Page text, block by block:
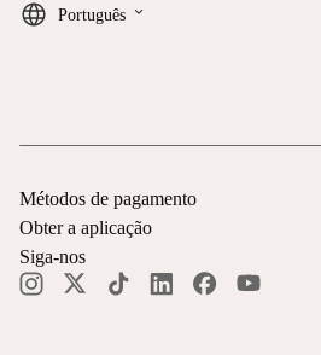
Português keyboard_arrow_down
Métodos de pagamento
Obter a aplicação
Siga-nos